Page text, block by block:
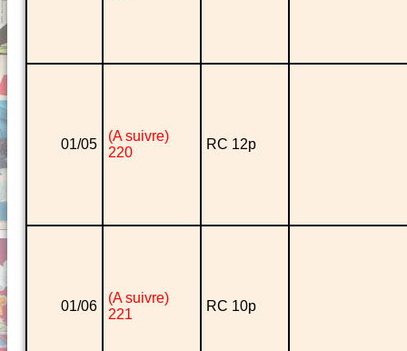
01/05
(A suivre)
220
RC 12p
01/06
(A suivre)
221
RC 10p